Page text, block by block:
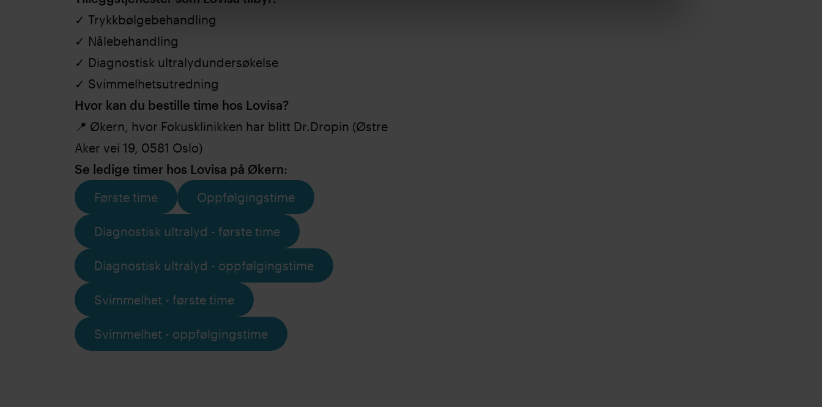
✓ Trykkbølgebehandling
✓ Nålebehandling
✓ Diagnostisk ultralydundersøkelse
✓ Svimmelhetsutredning
Hvor kan du bestille time hos Lovisa?
📍 Økern, hvor Fokusklinikken har blitt Dr.Dropin (Østre
Aker vei 19, 0581 Oslo)
Se ledige timer hos Lovisa på Økern:
Første time
Oppfølgingstime
Diagnostisk ultralyd - første time
Diagnostisk ultralyd - oppfølgingstime
Svimmelhet - første time
Svimmelhet - oppfølgingstime